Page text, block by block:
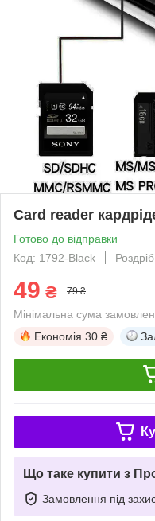
Card reader
Готово до відправки
Код: 1792-Black
Роздріб
49 ₴ 79 ₴
Мінімальна сума
Економія 30 ₴
Що таке купити з
Замовлення під